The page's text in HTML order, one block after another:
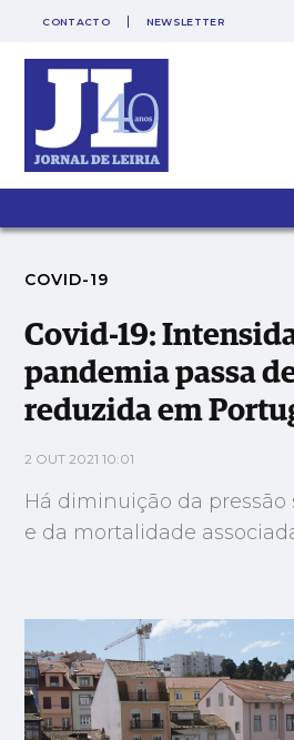
CONTACTO NEWSLETTER
Covid-19: Intensidade da pandemia
reduzida em Portugal
COVID-19
Covid-19:
pandemia passa
reduzida em
2 OUT 2021 10:01
Há diminuição da pressão
e da mortalidade